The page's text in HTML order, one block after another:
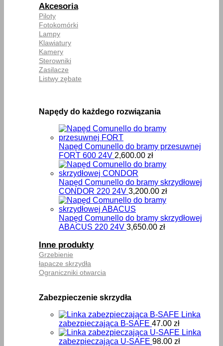
Akcesoria
Piloty
Fotokomórki
Lampy
Klawiatury
Kamery
Sterowniki
Zasilacze
Listwy zębate
Napędy do każdego rozwiązania
Napęd Comunello do bramy przesuwnej
FORT 600 24V 2,600.00 zł
Napęd Comunello do bramy skrzydłowej
CONDOR 220 24V 3,200.00 zł
Napęd Comunello do bramy skrzydłowej
ABACUS 220 24V 3,650.00 zł
Inne produkty
Grzebienie
łapacze skrzydła
Ograniczniki otwarcia
Zabezpieczenie skrzydła
Linka
zabezpieczająca B-SAFE 47.00 zł
Linka
zabezpieczająca U-SAFE 98.00 zł